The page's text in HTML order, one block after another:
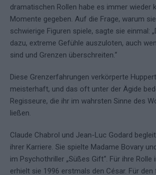
dramatischen Rollen habe es immer wieder
Momente gegeben. Auf die Frage, warum
schwierige Figuren spiele, sagte sie einmal:
dazu, extreme Gefühle auszuloten, auch
sind und Grenzen überschreiten.“
Diese Grenzerfahrungen verkörperte
meisterhaft, und das oft unter der Ägide
Regisseure, die ihr im wahrsten Sinne des
ließen.
Claude Chabrol und Jean-Luc Godard
ihrer Karriere. Sie spielte Madame Bovary
im Psychothriller „Süßes Gift“. Für ihre Rolle
erhielt sie 1996 erstmals den César. Für